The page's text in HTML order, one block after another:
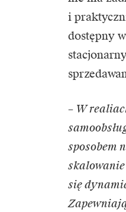
i
dostępny
– W
sposobem
się